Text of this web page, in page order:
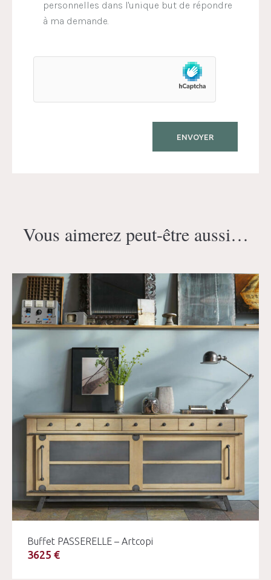
personnelles dans l'unique but de répondre
à ma demande.
Vous aimerez peut-être aussi…
Buffet PASSERELLE – Artcopi
3625 €